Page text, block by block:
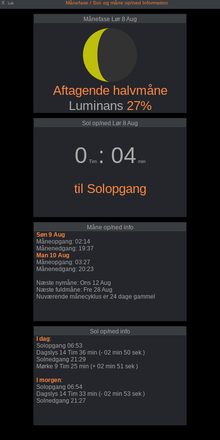
X Luk Månefase / Sol- og måne op/ned Information
Månefase Lør 8 Aug
Aftagende halvmåne
Luminans 27%
Sol op/ned Lør 8 Aug
0 Tim : 04 min
til Solopgang
Måne op/ned info
Søn 9 Aug
Måneopgang: 02:14
Månenedgang: 19:37
Man 10 Aug
Måneopgang: 03:27
Månenedgang: 20:23
Næste nymåne: Ons 12 Aug
Næste fuldmåne: Fre 28 Aug
Nuværende månecyklus er 24 dage gammel
Sol op/ned info
I dag:
Solopgang 06:53
Dagslys 14 Tim 36 min (- 02 min 50 sek )
Solnedgang 21:29
Mørke 9 Tim 25 min (+ 02 min 51 sek )
I morgen:
Solopgang 06:54
Dagslys 14 Tim 33 min (- 02 min 53 sek )
Solnedgang 21:27